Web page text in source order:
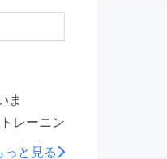
ま
レーニン
します
っと見る